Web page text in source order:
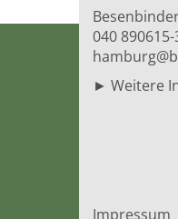
040
► Weitere
Impressum